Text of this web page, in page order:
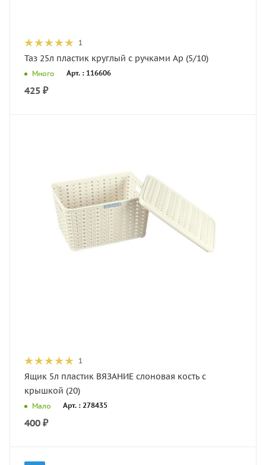
1
Таз 25л пластик круглый с ручками Ар (5/10)
Много Арт. : 116606
425 ₽
1
Ящик 5л пластик ВЯЗАНИЕ слоновая кость с
крышкой (20)
Мало Арт. : 278435
400 ₽